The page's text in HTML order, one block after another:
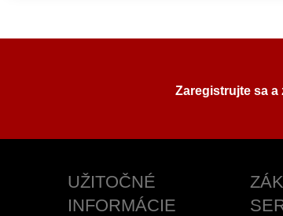
Zaregistrujte sa
UŽITOČNÉ
INFORMÁCIE